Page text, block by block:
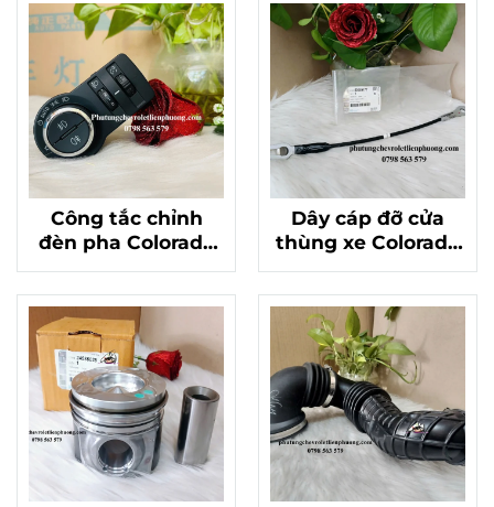
Công tắc chỉnh
đèn pha Colorado
Traiblazer chính
hãng Mã 52123937
Dây cáp đỡ cửa
thùng xe Colorado
chính hãng GM
52089177